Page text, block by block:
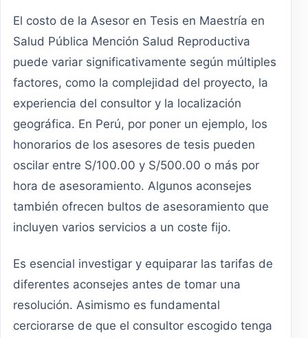
El costo de la Asesor en Tesis en Maestría en
Salud Pública Mención Salud Reproductiva
puede variar significativamente según múltiples
factores, como la complejidad del proyecto, la
experiencia del consultor y la localización
geográfica. En Perú, por poner un ejemplo, los
honorarios de los asesores de tesis pueden
oscilar entre S/100.00 y S/500.00 o más por
hora de asesoramiento. Algunos aconsejes
también ofrecen bultos de asesoramiento que
incluyen varios servicios a un coste fijo.
Es esencial investigar y equiparar las tarifas de
diferentes aconsejes antes de tomar una
resolución. Asimismo es fundamental
cerciorarse de que el consultor escogido tenga